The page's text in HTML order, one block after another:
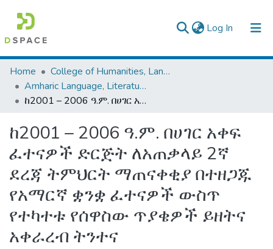
Log In (current)
Colleges, Institutes & Collections
Browse AAU-ETD
Home
College of Humanities, Language Studies, Journalism & Communication
Amharic Language, Literature and Folklore
ከ2001 – 2006 ዓ.ም. በሀገር አቀፍ ፈተናዎች ድርጅት ለአጠቃላይ 2ኛ ደረጃ ትምህርት ማጠናቀቂያ በተዘጋጁ የአማርኛ ቋንቋ ፈተናዎች ውስጥ የተካተቱ የሰዋስው ጥያቄዎች ይዘትና አቀራረብ ትንተና
ከ2001 – 2006 ዓ.ም. በሀገር አቀፍ
ፈተናዎች ድርጅት ለአጠቃላይ 2ኛ
ደረጃ ትምህርት ማጠናቀቂያ በተዘጋጁ
የአማርኛ ቋንቋ ፈተናዎች ውስጥ
የተካተቱ የሰዋስው ጥያቄዎች ይዘትና
አቀራረብ ትንተና